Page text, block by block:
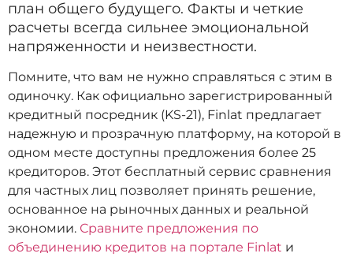
план общего будущего. Факты и четкие
расчеты всегда сильнее эмоциональной
напряженности и неизвестности.
Помните, что вам не нужно справляться с этим в
одиночку. Как официально зарегистрированный
кредитный посредник (KS-21), Finlat предлагает
надежную и прозрачную платформу, на которой в
одном месте доступны предложения более 25
кредиторов. Этот бесплатный сервис сравнения
для частных лиц позволяет принять решение,
основанное на рыночных данных и реальной
экономии. Сравните предложения по
объединению кредитов на портале Finlat и